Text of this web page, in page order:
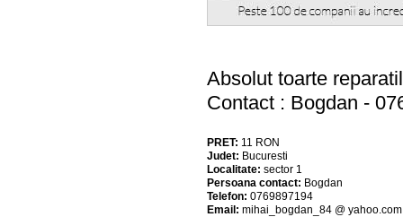
Absolut toarte
Contact : Bogdan -
PRET: 11 RON
Judet: Bucuresti
Localitate: sector 1
Persoana contact: Bogdan
Telefon: 0769897194
Email: mihai_bogdan_84 @ yahoo.com